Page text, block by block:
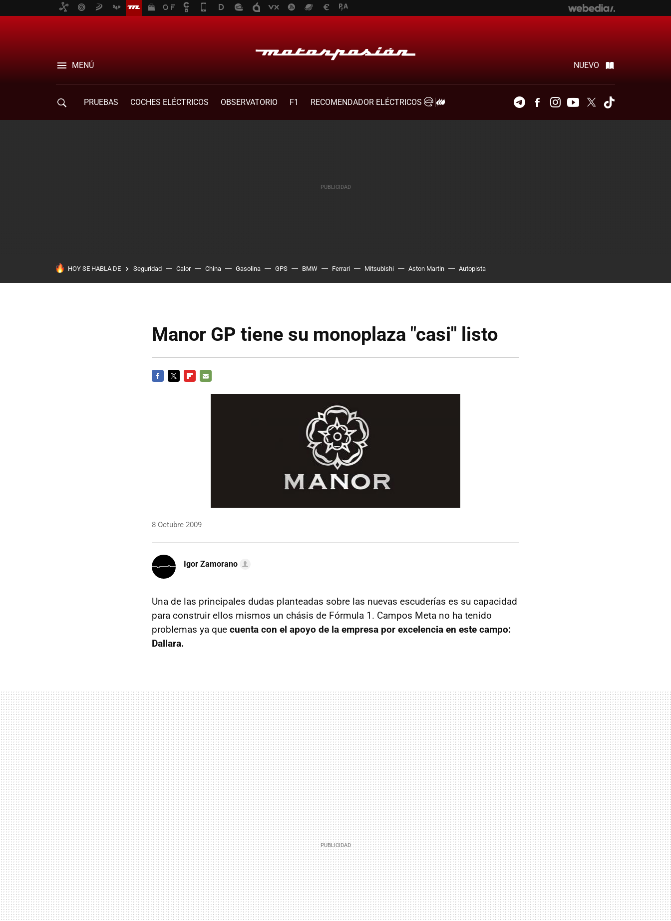
MENÚ NUEVO
PRUEBAS COCHES ELÉCTRICOS OBSERVATORIO F1
RECOMENDADOR ELÉCTRICOS
TelegramFacebookInstagramYoutubeTwitter
HOY SE HABLA DE Seguridad Calor China Gasolina GPS BMW Ferrari Mitsubishi Aston Martin Autopista
Manor GP tiene su monoplaza "casi" listo
8 Octubre 2009
Igor Zamorano
Una de las principales dudas planteadas sobre las nuevas escuderías es su capacidad
para construir ellos mismos un chásis de Fórmula 1. Campos Meta no ha tenido
problemas ya que cuenta con el apoyo de la empresa por excelencia en este campo:
Dallara.